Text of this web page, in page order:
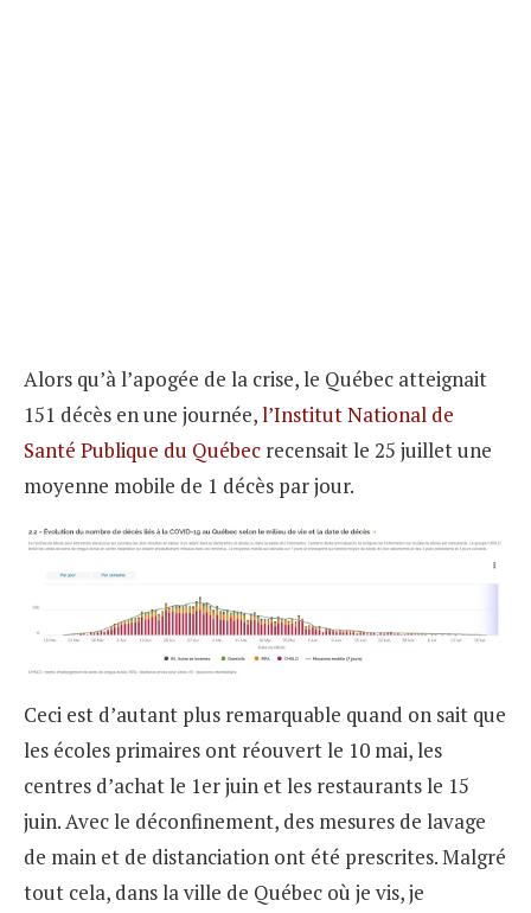
Alors qu’à l’apogée de la crise, le Québec atteignait
151 décès en une journée,l’Institut National de
Santé Publique du Québec recensait le 25 juillet une
moyenne mobile de 1 décès par jour.
Ceci est d’autant plus remarquable quand on sait que
les écoles primaires ont réouvert le 10 mai, les
centres d’achat le 1er juin et les restaurants le 15
juin. Avec le déconfinement, des mesures de lavage
de main et de distanciation ont été prescrites. Malgré
tout cela, dans la ville de Québec où je vis, je